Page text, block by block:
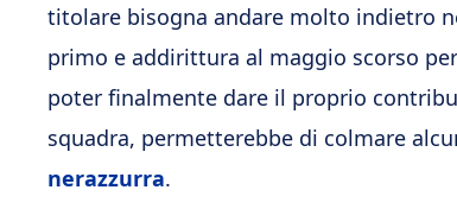
titolare bisogna andare molto indietro
primo e addirittura al maggio scorso
poter finalmente dare il proprio
squadra, permetterebbe di colmare
nerazzurra.